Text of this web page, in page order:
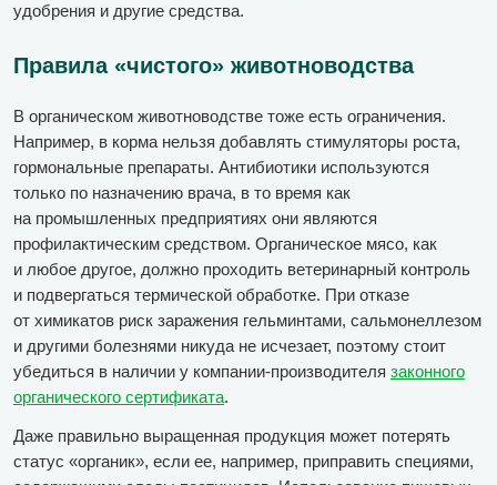
удобрения и другие средства.
Правила «чистого» животноводства
В органическом животноводстве тоже есть ограничения.
Например, в корма нельзя добавлять стимуляторы роста,
гормональные препараты. Антибиотики используются
только по назначению врача, в то время как
на промышленных предприятиях они являются
профилактическим средством. Органическое мясо, как
и любое другое, должно проходить ветеринарный контроль
и подвергаться термической обработке. При отказе
от химикатов риск заражения гельминтами, сальмонеллезом
и другими болезнями никуда не исчезает, поэтому стоит
убедиться в наличии у компании-производителя законного
органического сертификата.
Даже правильно выращенная продукция может потерять
статус «органик», если ее, например, приправить специями,